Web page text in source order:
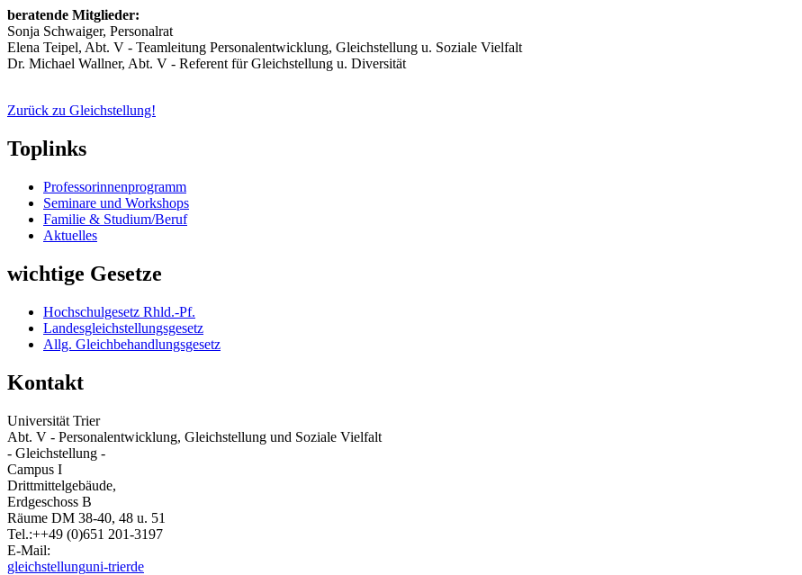
beratende Mitglieder:
Sonja Schwaiger, Personalrat
Elena Teipel, Abt. V - Teamleitung Personalentwicklung, Gleichstellung u. Soziale Vielfalt
Dr. Michael Wallner, Abt. V - Referent für Gleichstellung u. Diversität
Zurück zu Gleichstellung!
Toplinks
Professorinnenprogramm
Seminare und Workshops
Familie & Studium/Beruf
Aktuelles
wichtige Gesetze
Hochschulgesetz Rhld.-Pf.
Landesgleichstellungsgesetz
Allg. Gleichbehandlungsgesetz
Kontakt
Universität Trier
Abt. V - Personalentwicklung, Gleichstellung und Soziale Vielfalt
- Gleichstellung -
Campus I
Drittmittelgebäude,
Erdgeschoss B
Räume DM 38-40, 48 u. 51
Tel.:++49 (0)651 201-3197
E-Mail:
gleichstellunguni-trierde